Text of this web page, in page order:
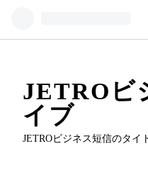
JETROビ
イブ
JETROビジネス短信のタイ